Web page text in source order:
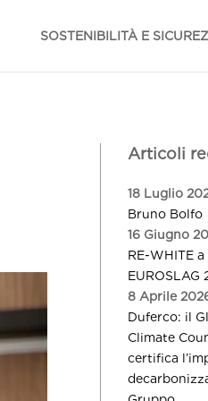
SOSTENIBILITÀ E
Articoli
Bruno Bolfo
18 Luglio
RE-WHITE a
EUROSLAG
16 Giugno
Duferco: il
Climate
certifica
8 Aprile